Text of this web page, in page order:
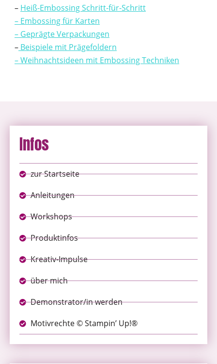
– Heiß-Embossing Schritt-für-Schritt
– Embossing für Karten
– Geprägte Verpackungen
– Beispiele mit Prägefoldern
– Weihnachtsideen mit Embossing Techniken
Infos
zur Startseite
Anleitungen
Workshops
Produktinfos
Kreativ-Impulse
über mich
Demonstrator/in werden
Motivrechte © Stampin’ Up!®